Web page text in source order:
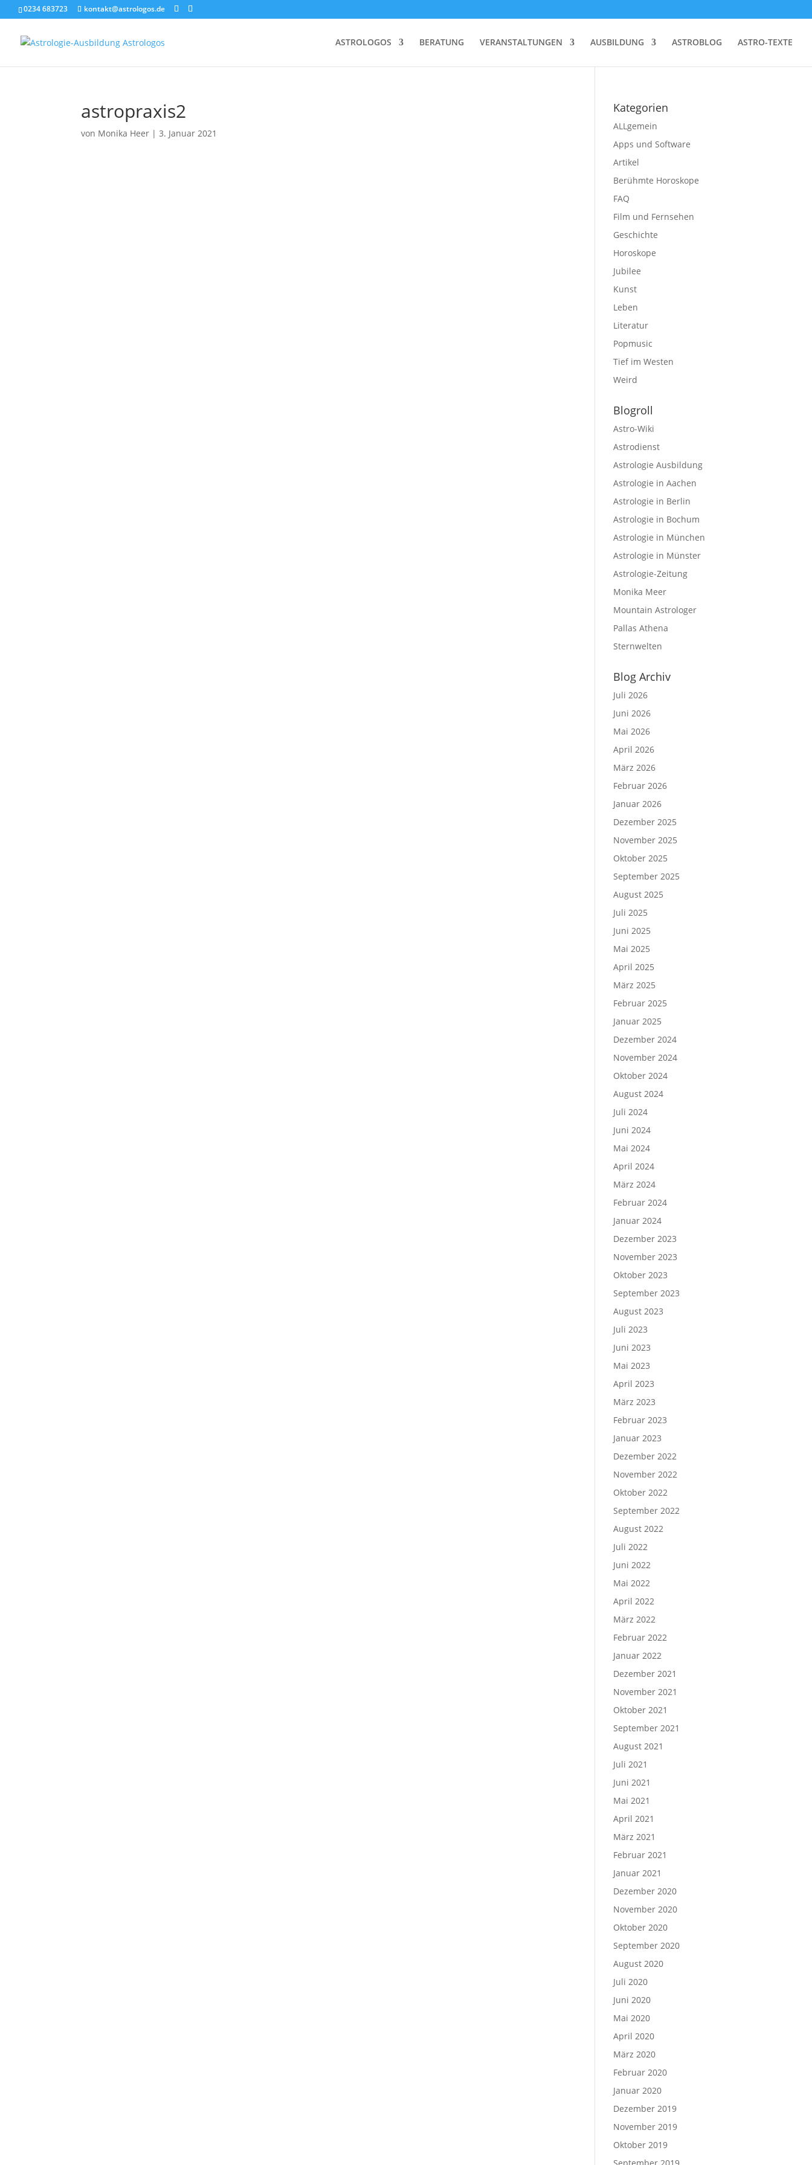
0234 683723 kontakt@astrologos.de
ASTROLOGOS BERATUNG VERANSTALTUNGEN AUSBILDUNG ASTROBLOG ASTRO-TEXTE
astropraxis2
von Monika Heer |3. Januar 2021
Kategorien
ALLgemein
Apps und Software
Artikel
Berühmte Horoskope
FAQ
Film und Fernsehen
Geschichte
Horoskope
Jubilee
Kunst
Leben
Literatur
Popmusic
Tief im Westen
Weird
Blogroll
Astro-Wiki
Astrodienst
Astrologie Ausbildung
Astrologie in Aachen
Astrologie in Berlin
Astrologie in Bochum
Astrologie in München
Astrologie in Münster
Astrologie-Zeitung
Monika Meer
Mountain Astrologer
Pallas Athena
Sternwelten
Blog Archiv
Juli 2026
Juni 2026
Mai 2026
April 2026
März 2026
Februar 2026
Januar 2026
Dezember 2025
November 2025
Oktober 2025
September 2025
August 2025
Juli 2025
Juni 2025
Mai 2025
April 2025
März 2025
Februar 2025
Januar 2025
Dezember 2024
November 2024
Oktober 2024
August 2024
Juli 2024
Juni 2024
Mai 2024
April 2024
März 2024
Februar 2024
Januar 2024
Dezember 2023
November 2023
Oktober 2023
September 2023
August 2023
Juli 2023
Juni 2023
Mai 2023
April 2023
März 2023
Februar 2023
Januar 2023
Dezember 2022
November 2022
Oktober 2022
September 2022
August 2022
Juli 2022
Juni 2022
Mai 2022
April 2022
März 2022
Februar 2022
Januar 2022
Dezember 2021
November 2021
Oktober 2021
September 2021
August 2021
Juli 2021
Juni 2021
Mai 2021
April 2021
März 2021
Februar 2021
Januar 2021
Dezember 2020
November 2020
Oktober 2020
September 2020
August 2020
Juli 2020
Juni 2020
Mai 2020
April 2020
März 2020
Februar 2020
Januar 2020
Dezember 2019
November 2019
Oktober 2019